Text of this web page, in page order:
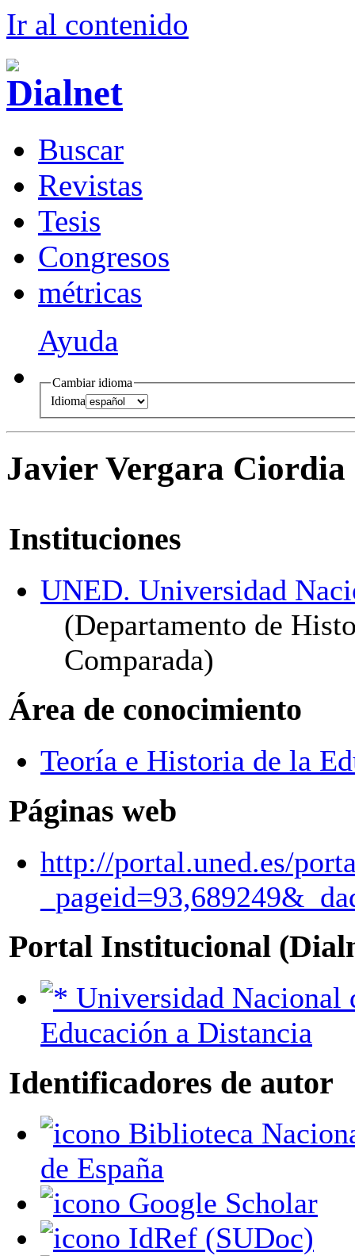
Ir al contenido
Buscar
Revistas
Tesis
Congresos
métricas
Ayuda
Cambiar idioma
Idioma
Javier Vergara Ciordia
Instituciones
UNED. Universidad
(Departamento de
Comparada)
Área de conocimiento
Teoría e Historia de la
Páginas web
http://portal.uned.es/
Portal Institucional
Educación a Distancia
Identificadores de autor
de España
Google Scholar
IdRef (SUDoc)